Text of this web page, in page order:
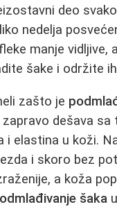
deo
nedelja
manje vidljive,
šake i održite
zašto je
dešava
i elastina u koži.
i skoro bez
a koža
šaka